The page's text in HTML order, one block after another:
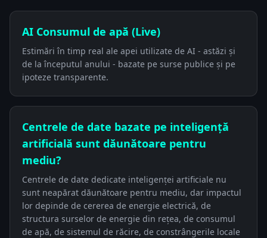
AI Consumul de apă (Live)
Estimări în timp real ale apei utilizate de AI - astăzi și
de la începutul anului - bazate pe surse publice și pe
ipoteze transparente.
Centrele de date bazate pe inteligență
artificială sunt dăunătoare pentru
mediu?
Centrele de date dedicate inteligenței artificiale nu
sunt neapărat dăunătoare pentru mediu, dar impactul
lor depinde de cererea de energie electrică, de
structura surselor de energie din rețea, de consumul
de apă, de sistemul de răcire, de constrângerile locale